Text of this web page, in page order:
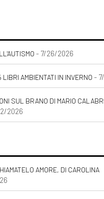
- 7/26/2026
AMBIENTATI IN INVERNO -
SUL BRANO DI MARIO
2026
AMORE, DI CAROLINA